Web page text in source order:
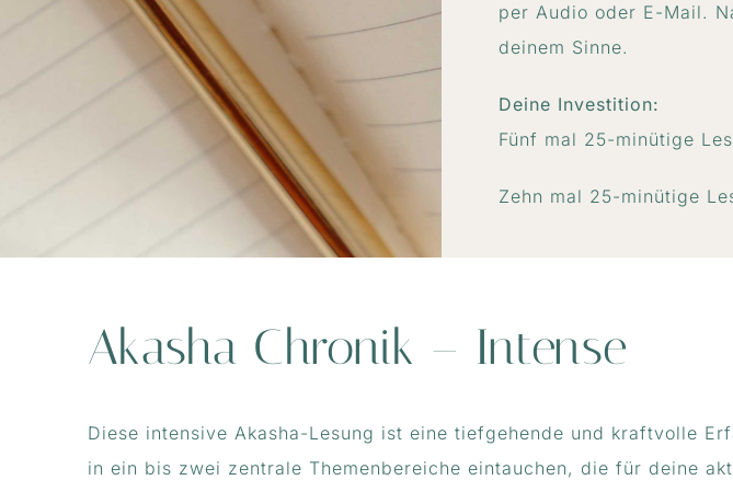
per Audio oder E-Mail.
deinem Sinne.
Deine Investition:
Fünf mal 25-minütige
Zehn mal 25-minütige
Akasha Chronik – Intense
Diese intensive Akasha-Lesung ist eine tiefgehende und kraftvolle
in ein bis zwei zentrale Themenbereiche eintauchen, die für deine